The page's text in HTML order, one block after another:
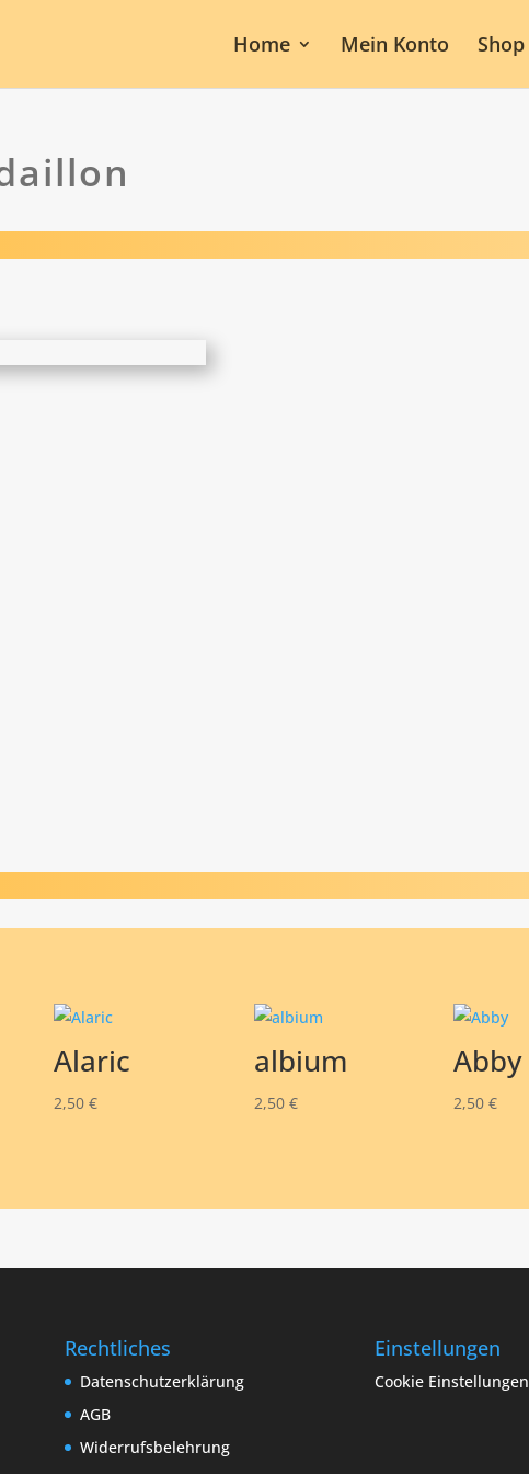
Home Mein Konto Shop
Alaric
2,50 €
albium
2,50 €
Abby
2,50€
Rechtliches
Datenschutzerklärung
AGB
Widerrufsbelehrung
Einstellungen
Cookie Einstellungen